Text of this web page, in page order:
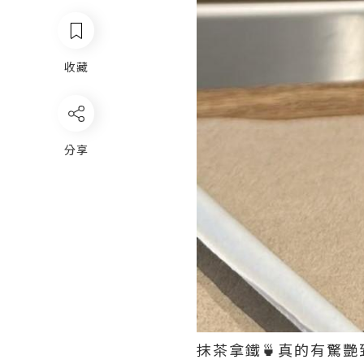
收藏
分享
抹茶拿鐵🍵真的有驚艷